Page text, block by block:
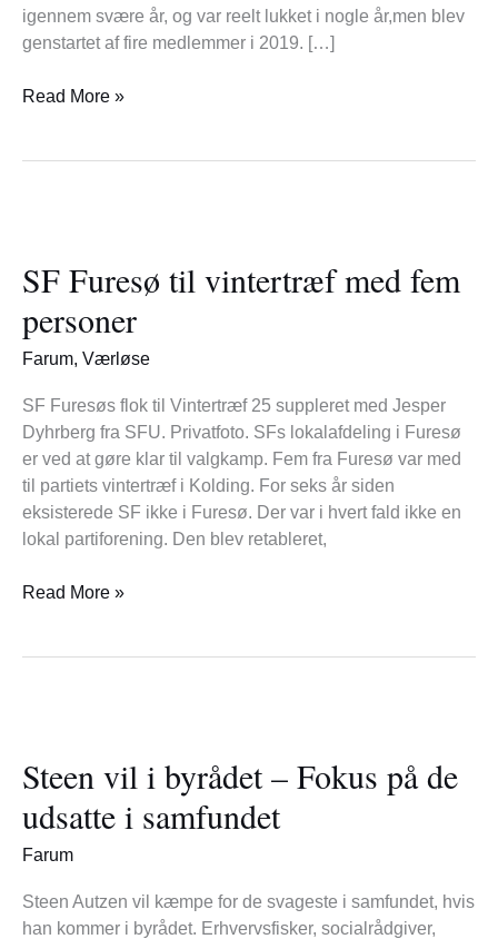
igennem svære år, og var reelt lukket i nogle år,men blev
genstartet af fire medlemmer i 2019. […]
Read More »
SF Furesø til vintertræf med fem
personer
Farum, Værløse
SF Furesøs flok til Vintertræf 25 suppleret med Jesper
Dyhrberg fra SFU. Privatfoto. SFs lokalafdeling i Furesø
er ved at gøre klar til valgkamp. Fem fra Furesø var med
til partiets vintertræf i Kolding. For seks år siden
eksisterede SF ikke i Furesø. Der var i hvert fald ikke en
lokal partiforening. Den blev retableret,
til
vintertræf
med
fem
Read More »
Steen vil i byrådet – Fokus på de
udsatte i samfundet
Farum
Steen Autzen vil kæmpe for de svageste i samfundet, hvis
han kommer i byrådet. Erhvervsfisker, socialrådgiver,
i
byrådet
–
Fokus
de
udsatte